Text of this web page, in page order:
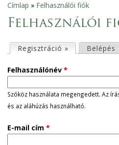
Jelenlegi
hely
Címlap » Felhasználói fiók
Felhasználói
l
s
ő
d
Regisztráció » (aktív fül)
Belépés
Felhasználónév *
Szóköz használata megengedett. Az
és az aláhúzás használható.
E-mail cím *